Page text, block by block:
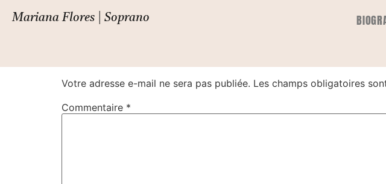
Mariana Flores | Soprano
Il regno d’amore
Votre adresse e-mail ne sera pas publiée. Les champs obligatoires
Commentaire *